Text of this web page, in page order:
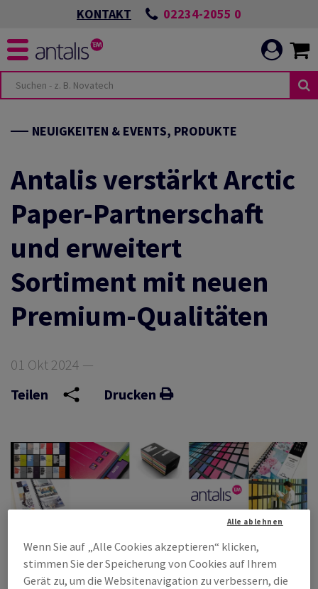
KONTAKT 02234-2055 0
NEUIGKEITEN & EVENTS, PRODUKTE
Antalis verstärkt Arctic
Paper-Partnerschaft
und erweitert
Sortiment mit neuen
Premium-Qualitäten
01 Okt 2024 —
Teilen
Drucken
Wenn Sie auf „Alle Cookies akzeptieren“ klicken,
stimmen Sie der Speicherung von Cookies auf Ihrem
Gerät zu, um die Websitenavigation zu verbessern, die
Alle ablehnen